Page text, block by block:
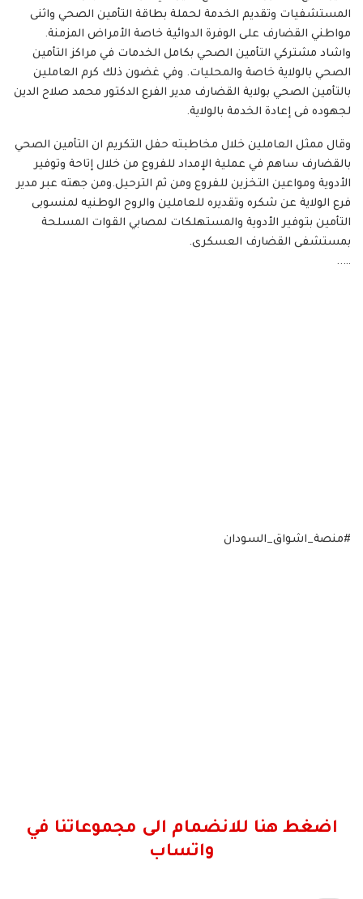
المستشفيات وتقديم الخدمة لحملة بطاقة التأمين الصحي واثنى
مواطني القضارف على الوفرة الدوائية خاصة الأمراض المزمنة.
واشاد مشتركي التأمين الصحي بكامل الخدمات في مراكز التأمين
الصحي بالولاية خاصة والمحليات. وفي غضون ذلك كرم العاملين
بالتأمين الصحي بولاية القضارف مدير الفرع الدكتور محمد صلاح الدين
لجهوده فى إعادة الخدمة بالولاية.
وقال ممثل العاملين خلال مخاطبته حفل التكريم ان التأمين الصحي
بالقضارف ساهم في عملية الإمداد للفروع من خلال إتاحة وتوفير
الأدوية ومواعين التخزين للفروع ومن ثم الترحيل.ومن جهته عبر مدير
فرع الولاية عن شكره وتقديره للعاملين والروح الوطنيه لمنسوبى
التأمين بتوفير الأدوية والمستهلكات لمصابي القوات المسلحة
بمستشفى القضارف العسكرى.
…..
#منصة_اشواق_السودان
اضغط هنا للانضمام الى مجموعاتنا في
واتساب